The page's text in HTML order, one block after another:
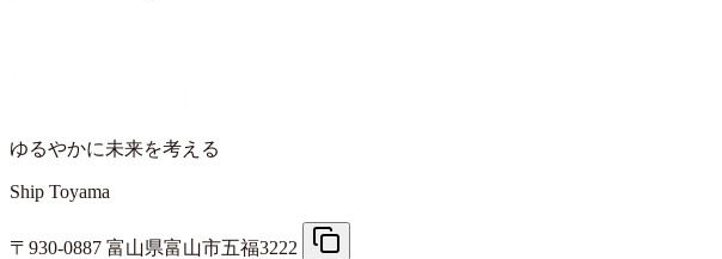
ゆるやかに未来を考える
Ship Toyama
〒930-0887 富山県富山市五福3222